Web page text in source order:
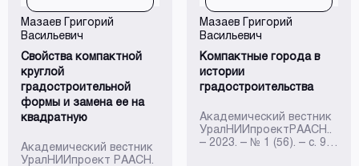
«приживается»,
«набирает силу»,
«расцветает».
Некоторые
архитектурные объекты
с годами становятс...
Мазаев Григорий
Васильевич
Свойства компактной
круглой
градостроительной
формы и замена ее на
квадратную
Академический вестник
УралНИИпроект РААСН.
Мазаев Григорий
Васильевич
Компактные города в
истории
градостроительства
Академический вестник
УралНИИпроектРААСН..
– 2023. – № 1 (56). – с. 9-